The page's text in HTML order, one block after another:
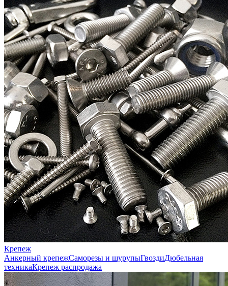
Крепеж
Анкерный крепежСаморезы и шурупыГвоздиДюбельная
техникаКрепеж распродажа